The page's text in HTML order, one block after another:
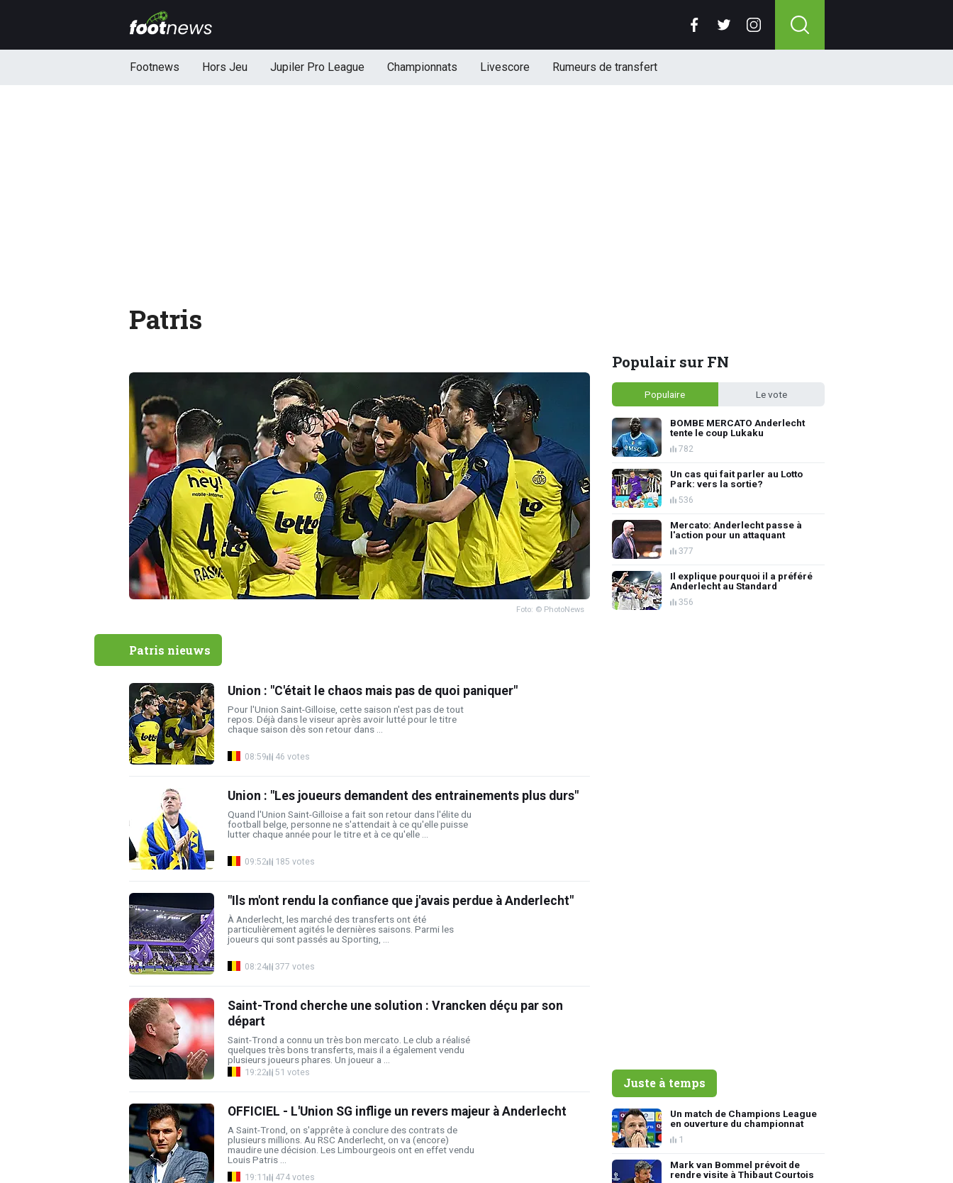
Footnews Hors Jeu Jupiler Pro League Championnats Livescore Rumeurs de transfert
Patris
Foto: © PhotoNews
Patris nieuws
Union : "C'était le chaos mais pas de quoi paniquer"
Pour l'Union Saint-Gilloise, cette saison n'est pas de tout
repos. Déjà dans le viseur après avoir lutté pour le titre
chaque saison dès son retour dans ...
08:59 46 votes
Union : "Les joueurs demandent des entrainements plus durs"
Quand l'Union Saint-Gilloise a fait son retour dans l'élite du
football belge, personne ne s'attendait à ce qu'elle puisse
lutter chaque année pour le titre et à ce qu'elle ...
09:52 185 votes
"Ils m'ont rendu la confiance que j'avais perdue à Anderlecht"
À Anderlecht, les marché des transferts ont été
particulièrement agités le dernières saisons. Parmi les
joueurs qui sont passés au Sporting, ...
08:24 377 votes
Saint-Trond cherche une solution : Vrancken déçu par son
départ
Saint-Trond a connu un très bon mercato. Le club a réalisé
quelques très bons transferts, mais il a également vendu
plusieurs joueurs phares. Un joueur a ...
19:22 51 votes
OFFICIEL - L'Union SG inflige un revers majeur à Anderlecht
A Saint-Trond, on s'apprête à conclure des contrats de
plusieurs millions. Au RSC Anderlecht, on va (encore)
maudire une décision. Les Limbourgeois ont en effet vendu
Louis Patris ...
19:11 474 votes
Populair sur FN
Populaire Le vote
BOMBE MERCATO Anderlecht
tente le coup Lukaku
782
Un cas qui fait parler au Lotto
Park: vers la sortie?
536
Mercato: Anderlecht passe à
l'action pour un attaquant
377
Il explique pourquoi il a préféré
Anderlecht au Standard
356
Juste à temps
Un match de Champions League
en ouverture du championnat
1
Mark van Bommel prévoit de
rendre visite à Thibaut Courtois